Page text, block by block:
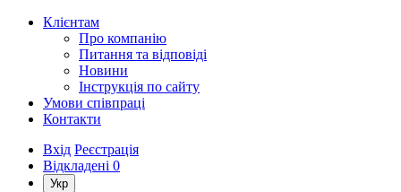
Клієнтам
Про компанію
Питання та відповіді
Новини
Інструкція по сайту
Умови співпраці
Контакти
Вхід Реєстрація
Відкладені 0
Укр